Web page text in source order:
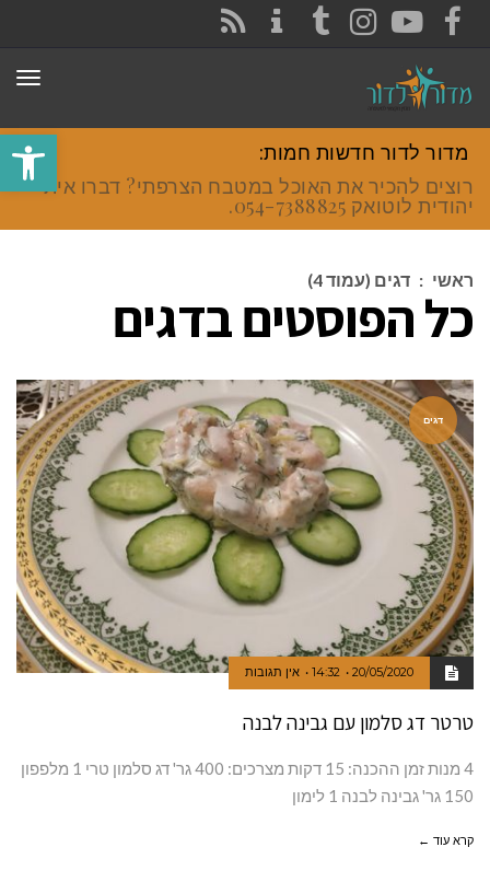
פתח
FACEBOOK
YOUTUBE
INSTAGRAM
TUMBLR
מדור לדור חדשות חמות:
רוצים להכיר את האוכל במטבח הצרפתי? דברו איתי
יהודית לוטואק 054-7388825.
ראשי : דגים (עמוד 4)
כל הפוסטים בדגים
דגים
20/05/2020
14:32 אין תגובות
טרטר דג סלמון עם גבינה לבנה
4 מנות זמן ההכנה: 15 דקות מצרכים: 400 גר' דג סלמון טרי 1 מלפפון
150 גר' גבינה לבנה 1 לימון
קרא עוד ←